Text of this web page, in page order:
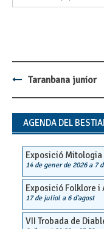
Post
navigation
Taranbana junior
AGENDA DEL
Exposició
14 de gener de 2026a 7
Exposició Folklore
17 de juliola 6 d'agost
VII Trobada de